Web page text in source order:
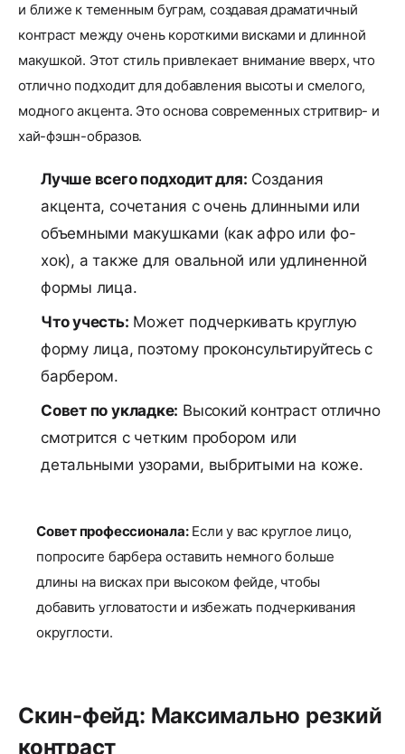
и ближе к теменным буграм, создавая драматичный
контраст между очень короткими висками и длинной
макушкой. Этот стиль привлекает внимание вверх, что
отлично подходит для добавления высоты и смелого,
модного акцента. Это основа современных стритвир- и
хай-фэшн-образов.
Лучше всего подходит для: Создания
акцента, сочетания с очень длинными или
объемными макушками (как афро или фо-
хок), а также для овальной или удлиненной
формы лица.
Что учесть: Может подчеркивать круглую
форму лица, поэтому проконсультируйтесь с
барбером.
Совет по укладке: Высокий контраст отлично
смотрится с четким пробором или
детальными узорами, выбритыми на коже.
Совет профессионала:Если у вас круглое лицо,
попросите барбера оставить немного больше
длины на висках при высоком фейде, чтобы
добавить угловатости и избежать подчеркивания
округлости.
Скин-фейд: Максимально резкий
контраст